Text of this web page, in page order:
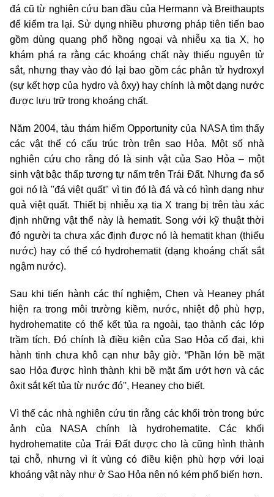
đá cũ từ nghiên cứu ban đầu của Hermann và Breithaupts
để kiểm tra lại. Sử dụng nhiều phương pháp tiên tiến bao
gồm dùng quang phổ hồng ngoại và nhiễu xạ tia X, họ
khám phá ra rằng các khoáng chất này thiếu nguyên tử
sắt, nhưng thay vào đó lại bao gồm các phân tử hydroxyl
(sự kết hợp của hydro và ôxy) hay chính là một dạng nước
được lưu trữ trong khoáng chất.
Năm 2004, tàu thám hiểm Opportunity của NASA tìm thấy
các vật thể có cấu trúc tròn trên sao Hỏa. Một số nhà
nghiên cứu cho rằng đó là sinh vật của Sao Hỏa – một
sinh vật bậc thấp tương tự nấm trên Trái Đất. Nhưng đa số
gọi nó là "đá việt quất" vì tin đó là đá và có hình dạng như
quả việt quất. Thiết bị nhiễu xạ tia X trang bị trên tàu xác
định những vật thể này là hematit. Song với kỹ thuật thời
đó người ta chưa xác định được nó là hematit khan (thiếu
nước) hay có thể có hydrohematit (dạng khoáng chất sắt
ngậm nước).
Sau khi tiến hành các thí nghiệm, Chen và Heaney phát
hiện ra trong môi trường kiềm, nước, nhiệt độ phù hợp,
hydrohematite có thể kết tủa ra ngoài, tạo thành các lớp
trầm tích. Đó chính là điều kiện của Sao Hỏa cổ đại, khi
hành tinh chưa khô cạn như bây giờ. “Phần lớn bề mặt
sao Hỏa được hình thành khi bề mặt ẩm ướt hơn và các
ôxit sắt kết tủa từ nước đó'', Heaney cho biết.
Vì thế các nhà nghiên cứu tin rằng các khối tròn trong bức
ảnh của NASA chính là hydrohematite. Các khối
hydrohematite của Trái Đất được cho là cũng hình thành
tại chỗ, nhưng vì ít vùng có điều kiện phù hợp với loại
khoáng vật này như ở Sao Hỏa nên nó kém phổ biến hơn.